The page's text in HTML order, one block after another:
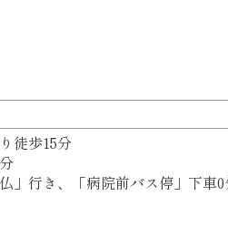
徒歩15分
」行き、「病院前バス停」下車